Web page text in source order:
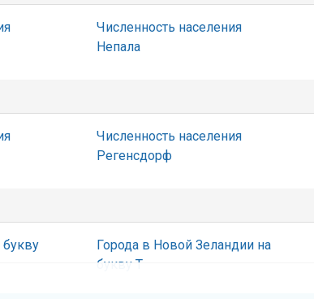
Численность населения
Непала
Численность населения
Регенсдорф
Города в Новой Зеландии на
букву Т